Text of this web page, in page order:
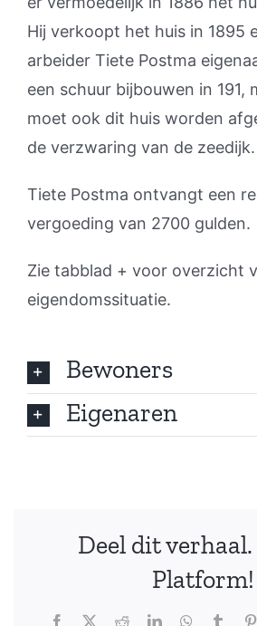
Hij verkoopt het huis in 1895
arbeider Tiete Postma
een schuur bijbouwen in 191,
moet ook dit huis worden
de verzwaring van de zeedijk.
Tiete Postma ontvangt een
vergoeding van 2700 gulden.
Zie tabblad + voor overzicht
eigendomssituatie.
Bewoners
Eigenaren
Deel dit verhaal.
Platform!
Facebook
X RedditLinkedInWhatsApp